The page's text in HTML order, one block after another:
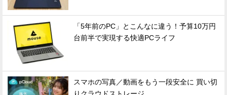
「5年前のPC」とこんなに違う！予算10万円
台前半で実現する快適PCライフ
スマホの写真／動画をもう一段安全に 買い切